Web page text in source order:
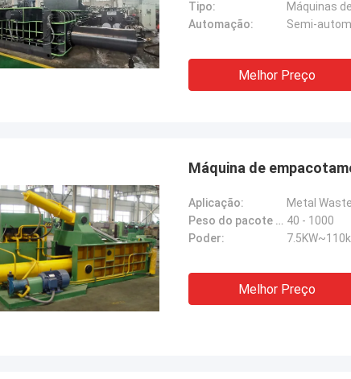
Tipo:
Máquinas
Automação:
Semi-
Melhor Preço
Máquina de
Aplicação:
Metal
Peso do pacote (quilogramas): 40 - 1000
Poder:
Melhor Preço